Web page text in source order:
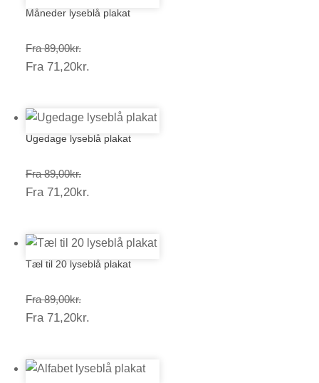
Måneder lyseblå plakat
Fra 89,00kr.Prisinterval:
89,00kr.
Fra 71,20kr.
Ugedage lyseblå plakat
Fra 89,00kr.Prisinterval:
89,00kr.
Fra 71,20kr.
Tæl til 20 lyseblå plakat
Fra 89,00kr.Prisinterval:
89,00kr.
Fra 71,20kr.